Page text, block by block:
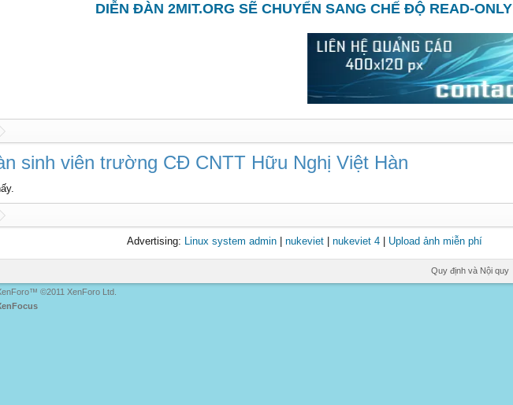
DIỄN ĐÀN 2MIT.ORG SẼ CHUYỂN SANG CHẾ ĐỘ READ-ONLY
sinh viên trường CĐ CNTT Hữu Nghị Việt Hàn
Advertising: Linux system admin| nukeviet| nukeviet 4| Upload ảnh miễn phí
Quy định và Nội quy
©2011 XenForo Ltd.